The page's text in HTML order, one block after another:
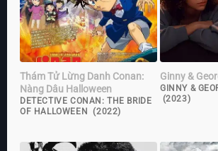
Thám Tử Lừng Danh Conan:
Nàng Dâu Halloween
DETECTIVE CONAN: THE BRIDE
OF HALLOWEEN (2022)
Ginny &
GINNY &
(2023)